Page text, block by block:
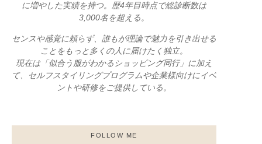
に増やした実績を持つ。歴4年目時点で総診断数は
3,000名を超える。
センスや感覚に頼らず、誰もが理論で魅力を引き出せる
ことをもっと多くの人に届けたく独立。
現在は「似合う服がわかるショッピング同行」に加え
て、セルフスタイリングプログラムや企業様向けにイベ
ントや研修をご提供している。
FOLLOW ME